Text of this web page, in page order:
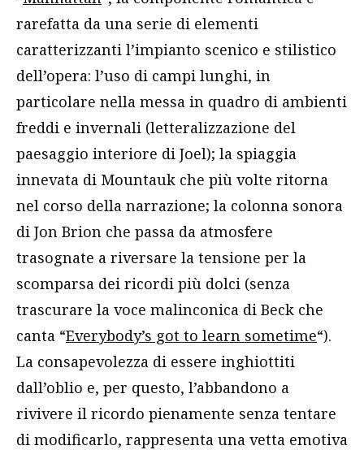
rarefatta da una serie di elementi
caratterizzanti l’impianto scenico e stilistico
dell’opera: l’uso di campi lunghi, in
particolare nella messa in quadro di ambienti
freddi e invernali (letteralizzazione del
paesaggio interiore di Joel); la spiaggia
innevata di Mountauk che più volte ritorna
nel corso della narrazione; la colonna sonora
di Jon Brion che passa da atmosfere
trasognate a riversare la tensione per la
scomparsa dei ricordi più dolci (senza
trascurare la voce malinconica di Beck che
canta “Everybody’s got to learn sometime“).
La consapevolezza di essere inghiottiti
dall’oblio e, per questo, l’abbandono a
rivivere il ricordo pienamente senza tentare
di modificarlo, rappresenta una vetta emotiva